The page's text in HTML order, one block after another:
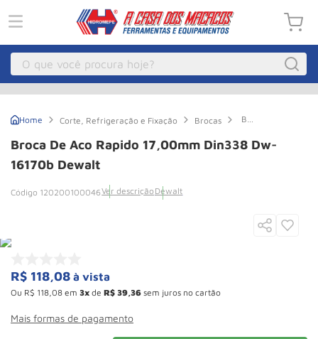
O que você procura hoje?
Corte, Refrigeração e Fixação Brocas
Broca
Aco
Rapido
Broca De Aco Rapido 17,00mm Din338 Dw-
16170b Dewalt
120200100046Ver descrição Dewalt
R$ 118,08 à vista
Ou R$ 118 08 em 3 de R$ 39 36 sem juros no cartão
Mais formas de pagamento
Guincho Eletrico
º Macaco Hidraulico
8 Talha
Roda